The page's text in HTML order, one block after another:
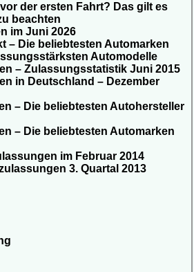
der ersten Fahrt? Das gilt es
beachten
im Juni 2026
– Die beliebtesten Automarken
Automodelle
– Zulassungsstatistik Juni 2015
in Deutschland – Dezember
– Die beliebtesten Autohersteller
– Die beliebtesten Automarken
im Februar 2014
3. Quartal 2013